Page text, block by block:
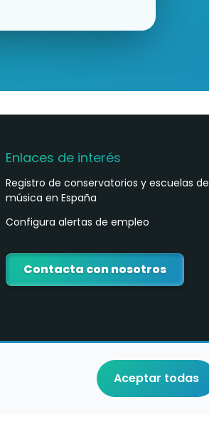
Enlaces de interés
Registro de conservatorios y escuelas de
música en España
Configura alertas de empleo
Contacta con nosotros
Aceptar todas